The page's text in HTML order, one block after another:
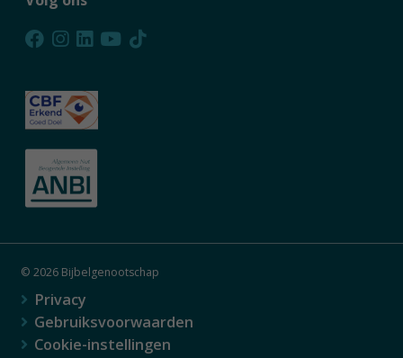
© 2026 Bijbelgenootschap
Privacy
Gebruiksvoorwaarden
Cookie-instellingen